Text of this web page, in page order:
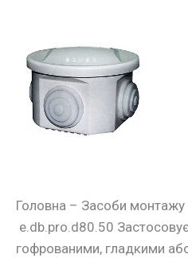
Головна – Засоби
e.db.pro.d80.50
гофрованими, гладкими
коробка
e.db.pro.d80.50